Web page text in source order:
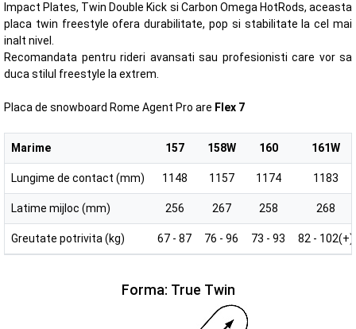
Impact Plates, Twin Double Kick si Carbon Omega HotRods, aceasta
placa twin freestyle ofera durabilitate, pop si stabilitate la cel mai
inalt nivel.
Recomandata pentru rideri avansati sau profesionisti care vor sa
duca stilul freestyle la extrem.
Placa de snowboard Rome Agent Pro are Flex 7
Marime 157 158W 160 161W
Lungime de contact (mm) 1148 1157 1174 1183
Latime mijloc (mm) 256 267 258 268
Greutate potrivita (kg) 67 - 87 76 - 96 73 - 93 82 - 102(+)
Forma: True Twin